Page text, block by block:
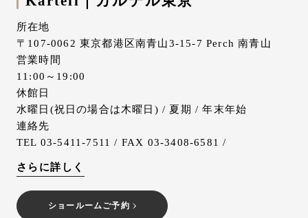
所在地
〒107-0062 東京都港区南青山3-15-7 Perch 南青山
営業時間
11:00～19:00
休館日
水曜日(祝日の場合は木曜日) / 夏期 / 年末年始
連絡先
TEL 03-5411-7511 / FAX 03-3408-6581 /
さらに詳しく
ショールームご予約